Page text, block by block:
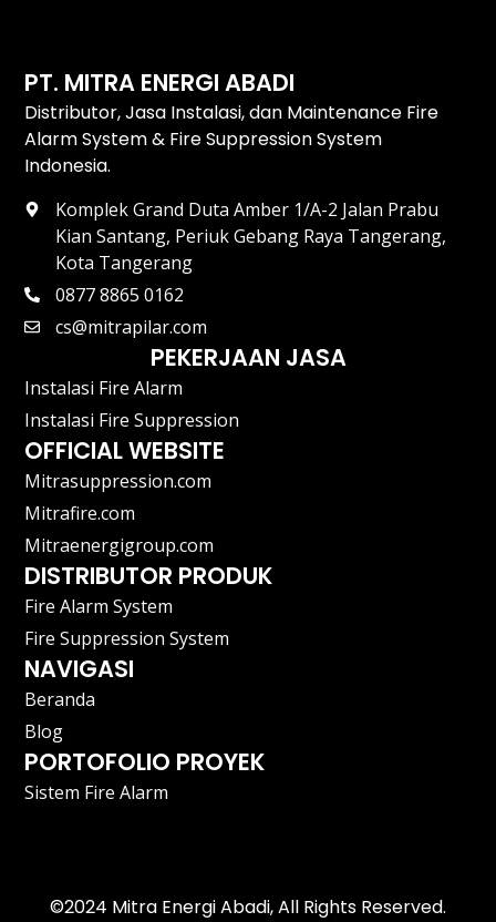
PT. MITRA ENERGI ABADI
Distributor, Jasa Instalasi, dan Maintenance Fire
Alarm System & Fire Suppression System
Indonesia.
Komplek Grand Duta Amber 1/A-2 Jalan Prabu
Kian Santang, Periuk Gebang Raya Tangerang,
Kota Tangerang
0877 8865 0162
cs@mitrapilar.com
PEKERJAAN JASA
Instalasi Fire Alarm
Instalasi Fire Suppression
OFFICIAL WEBSITE
Mitrasuppression.com
Mitrafire.com
Mitraenergigroup.com
DISTRIBUTOR PRODUK
Fire Alarm System
Fire Suppression System
NAVIGASI
Beranda
Blog
PORTOFOLIO PROYEK
Sistem Fire Alarm
©2024 Mitra Energi Abadi, All Rights Reserved.